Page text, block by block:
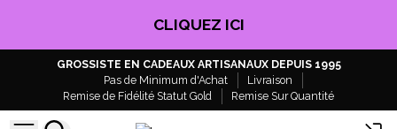
EN PROFITER !
GROSSISTE EN CADEAUX ARTISANAUX DEPUIS 1995
Pas de Minimum d'Achat
Livraison
Remise de Fidélité Statut Gold
Remise Sur Quantité